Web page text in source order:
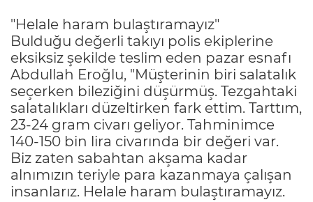
"Helale haram bulaştıramayız"
Bulduğu değerli takıyı polis ekiplerine
eksiksiz şekilde teslim eden pazar esnafı
Abdullah Eroğlu, "Müşterinin biri salatalık
seçerken bileziğini düşürmüş. Tezgahtaki
salatalıkları düzeltirken fark ettim. Tarttım,
23-24 gram civarı geliyor. Tahminimce
140-150 bin lira civarında bir değeri var.
Biz zaten sabahtan akşama kadar
alnımızın teriyle para kazanmaya çalışan
insanlarız. Helale haram bulaştıramayız.